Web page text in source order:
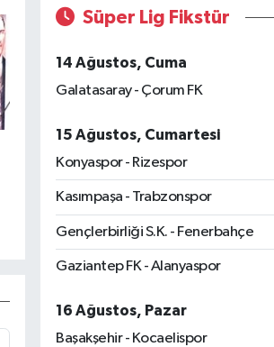
Süper Lig Fikstür
14 Ağustos, Cuma
Galatasaray - Çorum FK
15 Ağustos, Cumartesi
Konyaspor - Rizespor
Kasımpaşa - Trabzonspor
Gençlerbirliği S.K. - Fenerbahçe
Gaziantep FK - Alanyaspor
16 Ağustos, Pazar
Başakşehir - Kocaelispor